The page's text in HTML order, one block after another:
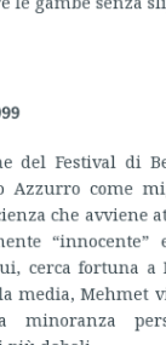
del Festival di
che avviene
cerca fortuna
media,
minoranza
più deboli.